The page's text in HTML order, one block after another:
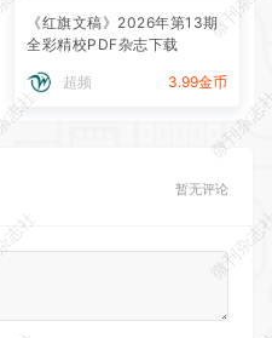
《红旗文稿》2026年第13期
全彩精校PDF杂志下载
超频 3.99金币
暂无评论
社
微刊杂
社
微刊杂